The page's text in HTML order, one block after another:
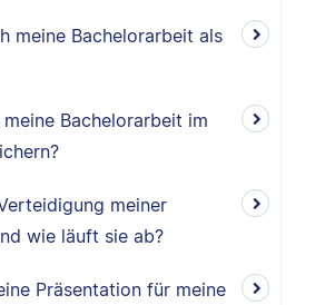
meine Bachelorarbeit als
Bachelorarbeit im
meiner
wie läuft sie ab?
Präsentation für meine